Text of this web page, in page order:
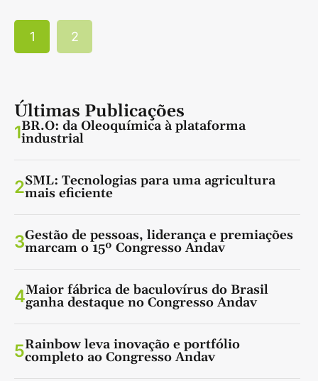
1 2
Últimas Publicações
1BR.O: da Oleoquímica à plataforma
industrial
2SML: Tecnologias para uma agricultura
mais eficiente
3Gestão de pessoas, liderança e premiações
marcam o 15º Congresso Andav
4Maior fábrica de baculovírus do Brasil
ganha destaque no Congresso Andav
5Rainbow leva inovação e portfólio
completo ao Congresso Andav